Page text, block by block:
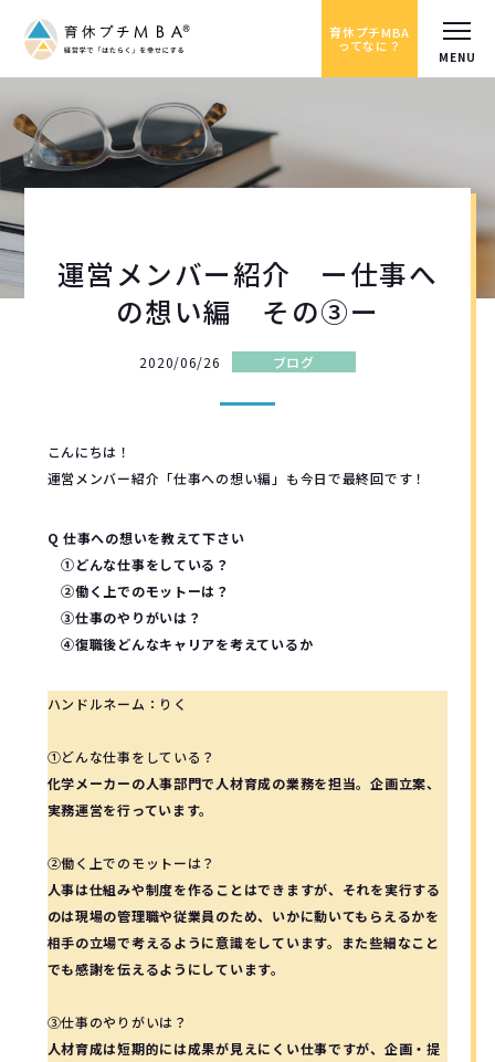
育休プチMBA
ってなに？
運営メンバー紹介 ー仕事へ
の想い編 その③ー
2020/06/26 ブログ
こんにちは！
運営メンバー紹介「仕事への想い編」も今日で最終回です！
Q 仕事への想いを教えて下さい
①どんな仕事をしている？
②働く上でのモットーは？
③仕事のやりがいは？
④復職後どんなキャリアを考えているか
ハンドルネーム：りく
①どんな仕事をしている？
化学メーカーの人事部門で人材育成の業務を担当。企画立案、
実務運営を行っています。
②働く上でのモットーは？
人事は仕組みや制度を作ることはできますが、それを実行する
のは現場の管理職や従業員のため、いかに動いてもらえるかを
相手の立場で考えるように意識をしています。また些細なこと
でも感謝を伝えるようにしています。
③仕事のやりがいは？
人材育成は短期的には成果が見えにくい仕事ですが、企画・提